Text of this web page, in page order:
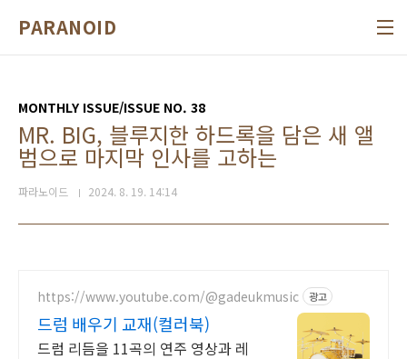
PARANOID
MONTHLY ISSUE/ISSUE NO. 38
MR. BIG, 블루지한 하드록을 담은 새 앨
범으로 마지막 인사를 고하는
파라노이드 2024. 8. 19. 14:14
https://www.youtube.com/@gadeukmusic 광고
드럼 배우기 교재(컬러북)
드럼 리듬을 11곡의 연주 영상과 레